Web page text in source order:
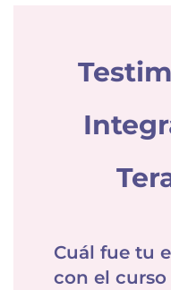
Cuál fue tu
con el